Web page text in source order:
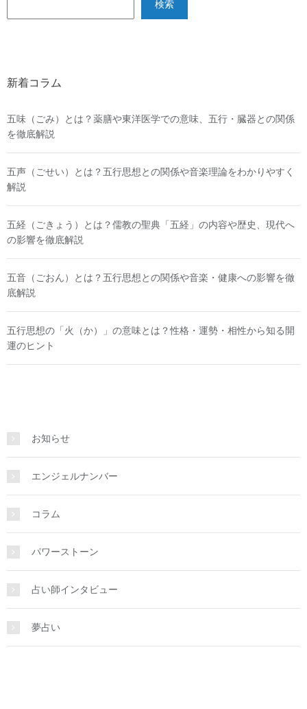
検索
新着コラム
五味（ごみ）とは？薬膳や東洋医学での意味、五行・臓器との関係
を徹底解説
五声（ごせい）とは？五行思想との関係や音楽理論をわかりやすく
解説
五経（ごきょう）とは？儒教の聖典「五経」の内容や歴史、現代へ
の影響を徹底解説
五音（ごおん）とは？五行思想との関係や音楽・健康への影響を徹
底解説
五行思想の「火（か）」の意味とは？性格・運勢・相性から知る開
運のヒント
お知らせ
エンジェルナンバー
コラム
パワーストーン
占い師インタビュー
夢占い